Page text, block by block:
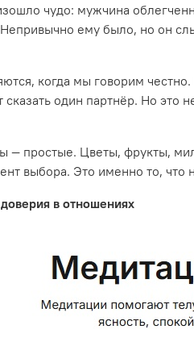
чудо: мужчина
Непривычно ему было, но он
когда мы говорим
один партнёр. Но это
простые. Цветы, фрукты,
выбора. Это именно то,
в отношениях